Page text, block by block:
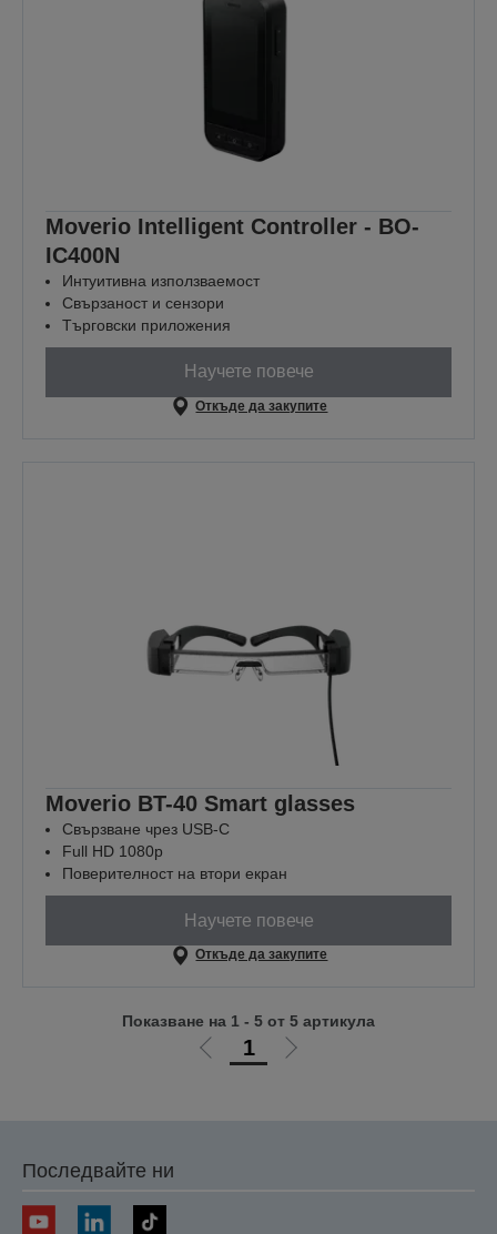
Moverio Intelligent Controller - BO-
IC400N
Интуитивна използваемост
Свързаност и сензори
Търговски приложения
Научете повече
Откъде да закупите
Moverio BT-40 Smart glasses
Свързване чрез USB-C
Full HD 1080p
Поверителност на втори екран
Научете повече
Откъде да закупите
Отиди
1
Отиди
Показване на 1 - 5 от 5 артикула
Последвайте ни